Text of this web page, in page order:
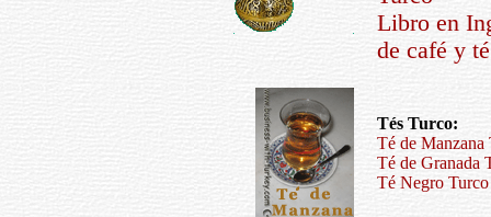
Libro en
de café y té
Tés Turco:
Té de
Té de Granada
Té Negro